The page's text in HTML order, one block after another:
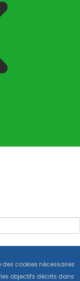
des cookies nécessaires
objectifs décrits dans